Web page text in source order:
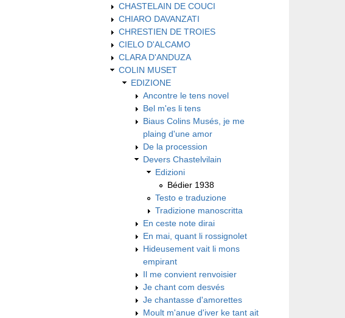
CHASTELAIN DE COUCI
CHIARO DAVANZATI
CHRESTIEN DE TROIES
CIELO D'ALCAMO
CLARA D'ANDUZA
COLIN MUSET
EDIZIONE
Ancontre le tens novel
Bel m'es li tens
Biaus Colins Musés, je me
plaing d'une amor
De la procession
Devers Chastelvilain
Edizioni
Bédier 1938
Testo e traduzione
Tradizione manoscritta
En ceste note dirai
En mai, quant li rossignolet
Hideusement vait li mons
empirant
Il me convient renvoisier
Je chant com desvés
Je chantasse d'amorettes
Moult m'anue d'iver ke tant ait